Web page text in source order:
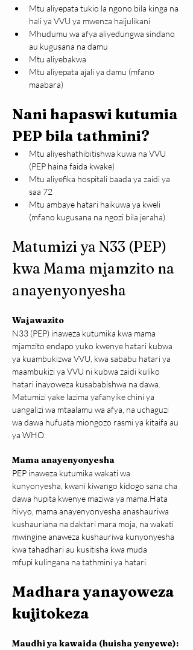
Mtu aliyepata tukio la ngono bila kinga na
hali ya VVU ya mwenza haijulikani
Mhudumu wa afya aliyedungwa sindano
au kugusana na damu
Mtu aliyebakwa
Mtu aliyepata ajali ya damu (mfano
maabara)
Nani hapaswi kutumia
PEP bila tathmini?
Mtu aliyeshathibitishwa kuwa na VVU
(PEP haina faida kwake)
Mtu aliyefika hospitali baada ya zaidi ya
saa 72
Mtu ambaye hatari haikuwa ya kweli
(mfano kugusana na ngozi bila jeraha)
Matumizi ya N33 (PEP)
kwa Mama mjamzito na
anayenyonyesha
Wajawazito
N33 (PEP) inaweza kutumika kwa mama
mjamzito endapo yuko kwenye hatari kubwa
ya kuambukizwa VVU, kwa sababu hatari ya
maambukizi ya VVU ni kubwa zaidi kuliko
hatari inayoweza kusababishwa na dawa.
Matumizi yake lazima yafanyike chini ya
uangalizi wa mtaalamu wa afya, na uchaguzi
wa dawa hufuata miongozo rasmi ya kitaifa au
ya WHO.
Mama anayenyonyesha
PEP inaweza kutumika wakati wa
kunyonyesha, kwani kiwango kidogo sana cha
dawa hupita kwenye maziwa ya mama.Hata
hivyo, mama anayenyonyesha anashauriwa
kushauriana na daktari mara moja, na wakati
mwingine anaweza kushauriwa kunyonyesha
kwa tahadhari au kusitisha kwa muda
mfupi kulingana na tathmini ya hatari.
Madhara yanayoweza
kujitokeza
Maudhi ya kawaida (huisha yenyewe):